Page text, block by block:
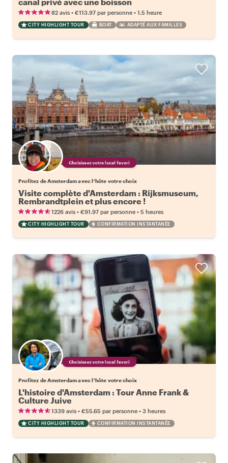
82 avis • €113.97 par personne • 1.5 heure
CITY HIGHLIGHT TOUR BOAT ADAPTÉ AUX FAMILLES
Choisissez votre local favori
Profitez de Amsterdam avec l'hôte votre choix
Visite complète d'Amsterdam : Rijksmuseum,
Rembrandtplein et plus encore !
1226 avis • €91.97 par personne • 5 heures
CITY HIGHLIGHT TOUR CONFIRMATION INSTANTANÉE
Choisissez votre local favori
Profitez de Amsterdam avec l'hôte votre choix
L'histoire d'Amsterdam : Tour Anne Frank &
Culture Juive
1339 avis • €55.65 par personne • 3 heures
CITY HIGHLIGHT TOUR CONFIRMATION INSTANTANÉE